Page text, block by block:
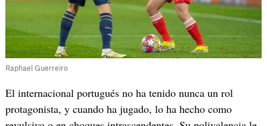
Raphael Guerreiro
El internacional portugués no ha tenido nunca un rol
protagonista, y cuando ha jugado, lo ha hecho como